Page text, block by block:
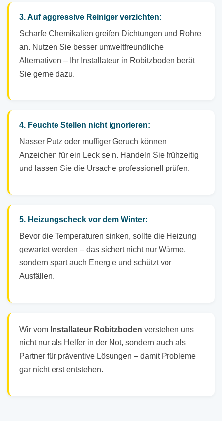
3. Auf aggressive Reiniger verzichten:
Scharfe Chemikalien greifen Dichtungen und Rohre
an. Nutzen Sie besser umweltfreundliche
Alternativen – Ihr Installateur in Robitzboden berät
Sie gerne dazu.
4. Feuchte Stellen nicht ignorieren:
Nasser Putz oder muffiger Geruch können
Anzeichen für ein Leck sein. Handeln Sie frühzeitig
und lassen Sie die Ursache professionell prüfen.
5. Heizungscheck vor dem Winter:
Bevor die Temperaturen sinken, sollte die Heizung
gewartet werden – das sichert nicht nur Wärme,
sondern spart auch Energie und schützt vor
Ausfällen.
Wir vom Installateur Robitzboden verstehen uns
nicht nur als Helfer in der Not, sondern auch als
Partner für präventive Lösungen – damit Probleme
gar nicht erst entstehen.